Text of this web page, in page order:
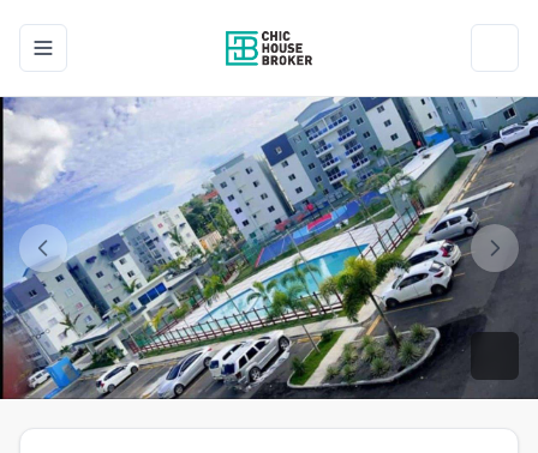
Toggle navigation menu